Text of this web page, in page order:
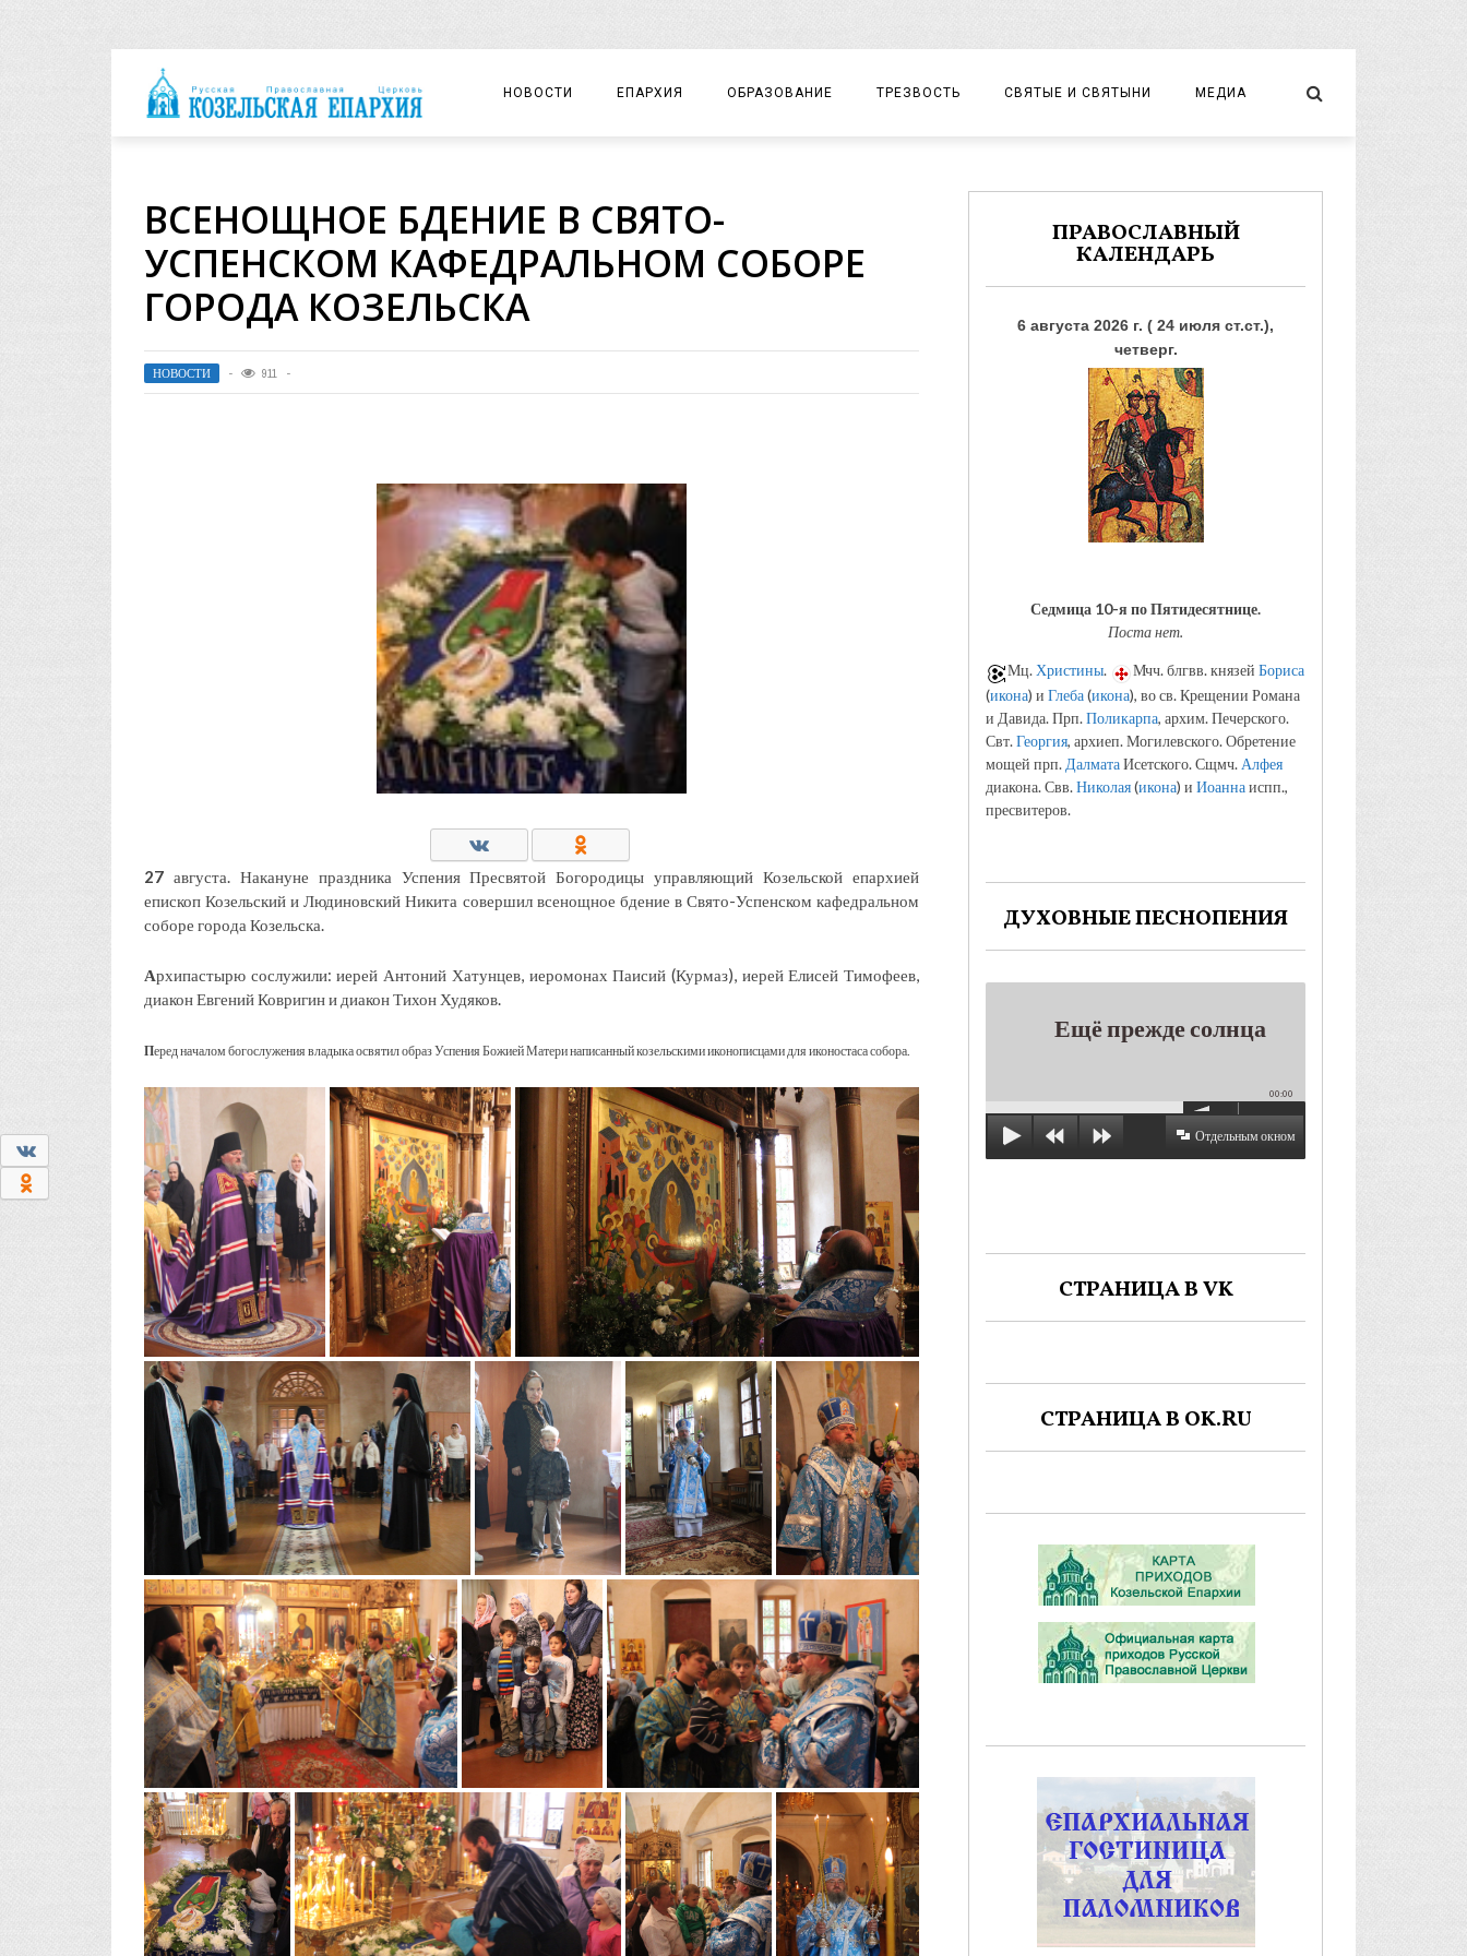
НОВОСТИ ЕПАРХИЯ
ЕПАРХИАЛЬНОЕ УПРАВЛЕНИЕ
ДОКУМЕНТЫ
ДУХОВЕНСТВО
БЛАГОЧИНИЯ
МАТЕРИАЛЫ
КОНТАКТЫ/РЕКВИЗИТЫ
ОБРАЗОВАНИЕ
ДЕТСКИЙ ТУРИЗМ
ТРЕЗВОСТЬ СВЯТЫЕ И СВЯТЫНИ МЕДИА
ФОТО
ВСЕНОЩНОЕ БДЕНИЕ В СВЯТО-
УСПЕНСКОМ КАФЕДРАЛЬНОМ СОБОРЕ
ГОРОДА КОЗЕЛЬСКА
НОВОСТИ 911
27 августа. Накануне праздника Успения Пресвятой Богородицы управляющий Козельской епархией
епископ Козельский и Людиновский Никита совершил всенощное бдение в Свято-Успенском кафедральном
соборе города Козельска.
Архипастырю сослужили: иерей Антоний Хатунцев, иеромонах Паисий (Курмаз), иерей Елисей Тимофеев,
диакон Евгений Ковригин и диакон Тихон Худяков.
Перед началом богослужения владыка освятил образ Успения Божией Матери написанный козельскими иконописцами для иконостаса собора.
ПРАВОСЛАВНЫЙ
КАЛЕНДАРЬ
6 августа 2026 г. ( 24 июля ст.ст.),
четверг.
Седмица 10-я по Пятидесятнице.
Поста нет.
Мц. Христины. Мчч. блгвв. князей Бориса
(икона) и Глеба(икона), во св. Крещении Романа
и Давида. Прп.Поликарпа, архим. Печерского.
Свт.Георгия, архиеп. Могилевского. Обретение
мощей прп. ДалматаИсетского. Сщмч. Алфея
диакона. Свв.Николая(икона) и Иоаннаиспп.,
пресвитеров.
ДУХОВНЫЕ ПЕСНОПЕНИЯ
Ещё прежде солнца
00:00
Отдельным окном
СТРАНИЦА В VK
СТРАНИЦА В OK.RU